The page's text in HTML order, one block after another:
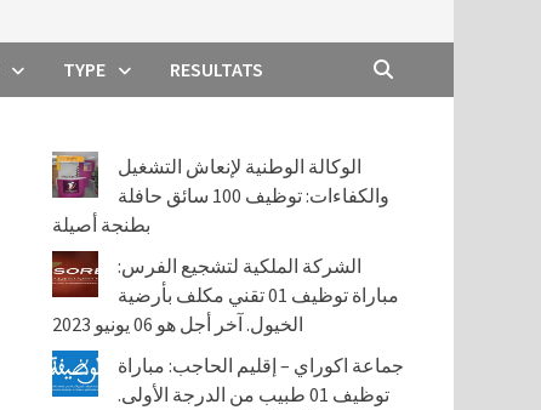
TYPE RESULTATS
الوكالة الوطنية لإنعاش التشغيل
والكفاءات: توظيف 100 سائق حافلة
بطنجة أصيلة
الشركة الملكية لتشجيع الفرس:
مباراة توظيف 01 تقني مكلف بأرضية
الخيول. آخر أجل هو 06 يونيو 2023
جماعة اكوراي – إقليم الحاجب: مباراة
توظيف 01 طبيب من الدرجة الأولى.